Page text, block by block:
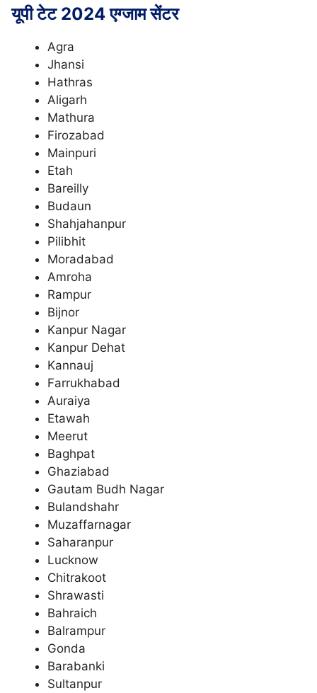
यूपी टेट 2024 एग्जाम सेंटर
Agra
Jhansi
Hathras
Aligarh
Mathura
Firozabad
Mainpuri
Etah
Bareilly
Budaun
Shahjahanpur
Pilibhit
Moradabad
Amroha
Rampur
Bijnor
Kanpur Nagar
Kanpur Dehat
Kannauj
Farrukhabad
Auraiya
Etawah
Meerut
Baghpat
Ghaziabad
Gautam Budh Nagar
Bulandshahr
Muzaffarnagar
Saharanpur
Lucknow
Chitrakoot
Shrawasti
Bahraich
Balrampur
Gonda
Barabanki
Sultanpur